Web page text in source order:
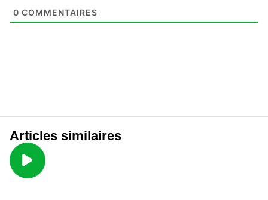
0 COMMENTAIRES
Articles similaires